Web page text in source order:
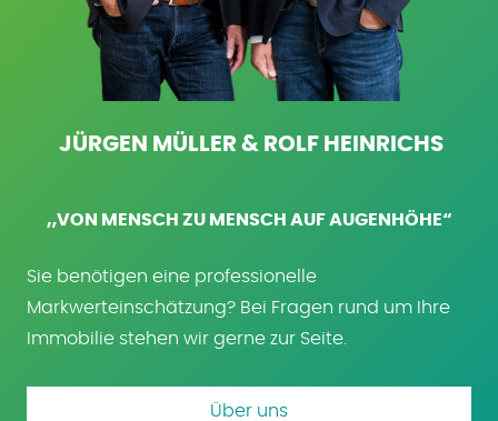
JÜRGEN MÜLLER & ROLF HEINRICHS
„VON MENSCH ZU MENSCH AUF AUGENHÖHE“
Sie benötigen eine professionelle
Markwerteinschätzung? Bei Fragen rund um Ihre
Immobilie stehen wir gerne zur Seite.
Über uns